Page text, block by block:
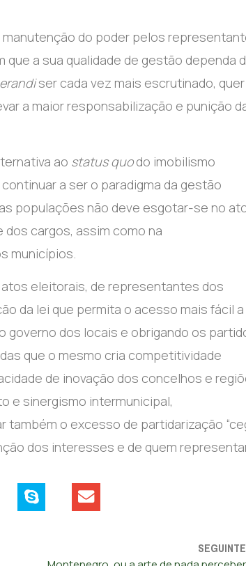
do poder pelos
a sua qualidade de gestão dependa
ser cada vez mais escrutinado,
a maior responsabilização e punição
ao status quodo imobilismo
a ser o paradigma da gestão
populações não deve esgotar-se no
cargos, assim como na
municípios.
eleitorais, de representantes dos
da lei que permita o acesso mais fácil a
dos locais e obrigando os
que o mesmo cria competitividade
de inovação dos concelhos e
e sinergismo intermunicipal,
também o excesso de partidarização
dos interesses e de quem
SEGUINTE